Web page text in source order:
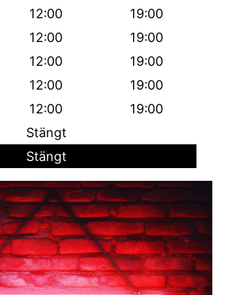
12:00
19:00
12:00
19:00
12:00
19:00
12:00
19:00
12:00
19:00
Stängt
Stängt